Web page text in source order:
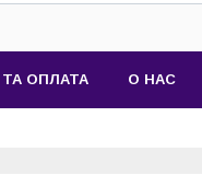
ОПЛАТА О НАС